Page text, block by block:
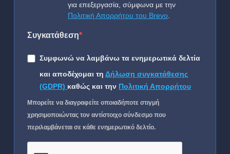
για επεξεργασία, σύμφωνα με την
Πολιτική Απορρήτου του Brevo
Συγκατάθεση
Συμφωνώ να λαμβάνω τα ενημερωτικά δελτία
και αποδέχομαι τη Δήλωση συγκατάθεσης
(GDPR) καθώς και την Πολιτική Απορρήτου
Μπορείτε να διαγραφείτε οποιαδήποτε στιγμή
χρησιμοποιώντας τον αντίστοιχο σύνδεσμο που
περιλαμβάνεται σε κάθε ενημερωτικό δελτίο.